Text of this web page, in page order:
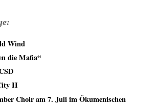
Wind
die Mafia“
II
Choir am 7. Juli im Ökumenischen